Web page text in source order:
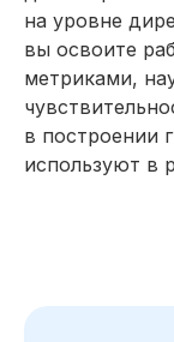
на уровне
вы освоите
метриками,
в построении
используют в